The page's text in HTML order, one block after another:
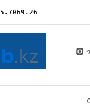
5.7069.26